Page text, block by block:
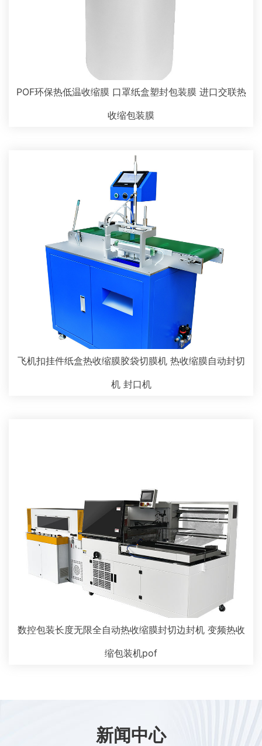
POF环保热低温收缩膜 口罩纸盒塑封包装膜 进口交联热
收缩包装膜
飞机扣挂件纸盒热收缩膜胶袋切膜机 热收缩膜自动封切
机 封口机
数控包装长度无限全自动热收缩膜封切边封机 变频热收
缩包装机pof
新闻中心